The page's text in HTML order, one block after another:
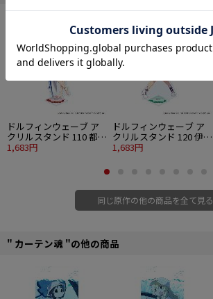
ドルフィンウェーブ ア
クリルスタンド 110 都条
みちる 公式イラスト
1,683円
ドルフィンウェーブ ア
クリルスタンド 120 伊澄
桐利 公式イラスト
1,683円
同じ原作の他の商品を全て見る
" カーテン魂 "の他の商品